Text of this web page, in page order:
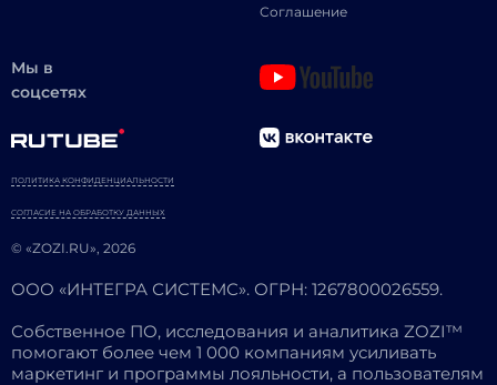
Соглашение
Мы в
соцсетях
© «ZOZI.RU», 2026
ПОЛИТИКА КОНФИДЕНЦИАЛЬНОСТИ
СОГЛАСИЕ НА ОБРАБОТКУ ДАННЫХ
ООО «ИНТЕГРА СИСТЕМС». ОГРН: 1267800026559.
Собственное ПО, исследования и аналитика ZOZI™
помогают более чем 1 000 компаниям усиливать
маркетинг и программы лояльности, а пользователям